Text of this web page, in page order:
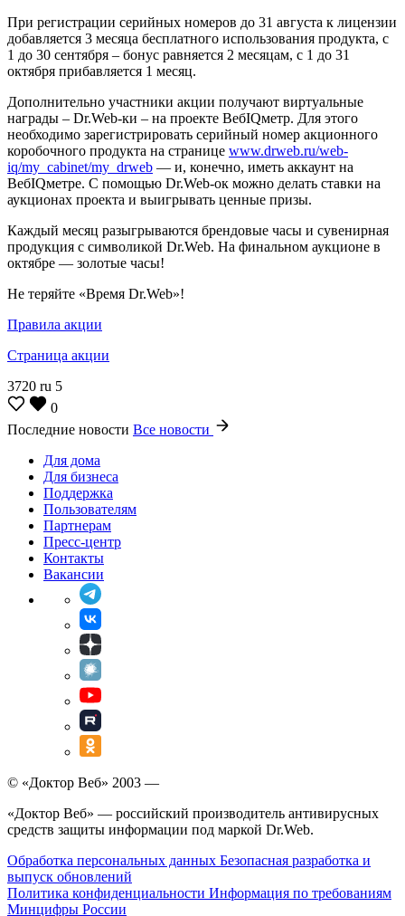
При регистрации серийных номеров до 31 августа к лицензии
добавляется 3 месяца бесплатного использования продукта, с
1 до 30 сентября – бонус равняется 2 месяцам, с 1 до 31
октября прибавляется 1 месяц.
Дополнительно участники акции получают виртуальные
награды – Dr.Web-ки – на проекте ВебIQметр. Для этого
необходимо зарегистрировать серийный номер акционного
коробочного продукта на странице www.drweb.ru/web-
iq/my_cabinet/my_drweb — и, конечно, иметь аккаунт на
ВебIQметре. С помощью Dr.Web-ок можно делать ставки на
аукционах проекта и выигрывать ценные призы.
Каждый месяц разыгрываются брендовые часы и сувенирная
продукция с символикой Dr.Web. На финальном аукционе в
октябре — золотые часы!
Не теряйте «Время Dr.Web»!
Правила акции
Страница акции
3720 ru 5
0
Последние новости Все новости
Для дома
Для бизнеса
Поддержка
Пользователям
Партнерам
Пресс-центр
Контакты
Вакансии
© «Доктор Веб» 2003 —
«Доктор Веб» — российский производитель антивирусных
средств защиты информации под маркой Dr.Web.
Обработка персональных данных Безопасная разработка и
выпуск обновлений
Политика конфиденциальности Информация по требованиям
Минцифры России